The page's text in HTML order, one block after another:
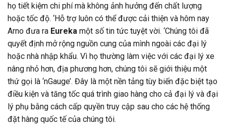
họ tiết kiệm chi phí mà không ảnh hưởng đến chất lượng
hoặc tốc độ. ‘Hỗ trợ luôn có thể được cải thiện và hôm nay
Arno đưa ra Eureka một số tin tức tuyệt vời. ‘Chúng tôi đã
quyết định mở rộng nguồn cung của mình ngoài các đại lý
hoặc nhà nhập khẩu. Vì họ thường làm việc với các đại lý xe
nâng nhỏ hơn, địa phương hơn, chúng tôi sẽ giới thiệu một
thứ gọi là ‘nGauge’. Đây là một nền tảng tùy biến đặc biệt tạo
điều kiện và tăng tốc quá trình giao hàng cho cả đại lý và đại
lý phụ bằng cách cấp quyền truy cập sau cho các hệ thống
đặt hàng quốc tế của chúng tôi.